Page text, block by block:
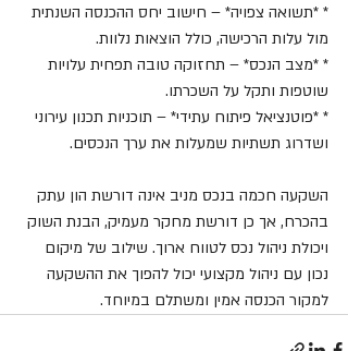
* *תשואה צפויה* – חישוב יחס ההכנסה השנתית
מול עלות הרכישה, כולל הוצאות נלוות.
* *מצב הנכס* – תחזוקה טובה תפחית עלויות
שוטפות ותקל על השכרתו.
* *פוטנציאל פיתוח עתידי* – תוכניות תכנון עירוני
ושדרוג תשתיות שמעלות את ערך הנכסים.
השקעה חכמה בנכס מניב אינה דורשת הון עתק
בהכרח, אך כן דורשת מחקר מעמיק, הבנת השוק
ויכולת ניהול נכס לטווח ארוך. שילוב של מיקום
נכון עם ניהול מקצועי יכול להפוך את ההשקעה
למקור הכנסה אמין ומשתלם במיוחד.